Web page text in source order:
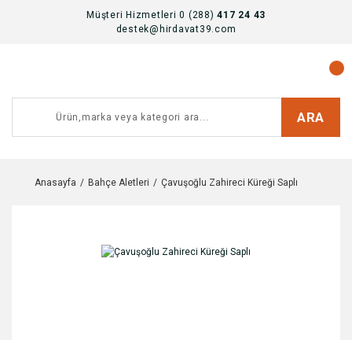
Müşteri Hizmetleri 0 (288)417 24 43
destek@hirdavat39.com
ARA
Anasayfa Bahçe Aletleri Çavuşoğlu Zahireci Küreği Saplı